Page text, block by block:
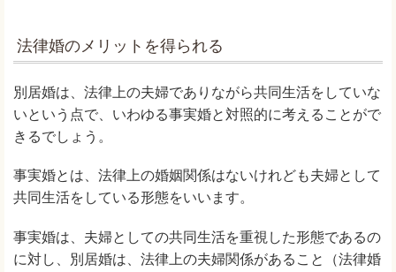
法律婚のメリットを得られる
別居婚は、法律上の夫婦でありながら共同生活をしていな
いという点で、いわゆる事実婚と対照的に考えることがで
きるでしょう。
事実婚とは、法律上の婚姻関係はないけれども夫婦として
共同生活をしている形態をいいます。
事実婚は、夫婦としての共同生活を重視した形態であるの
に対し、別居婚は、法律上の夫婦関係があること（法律婚